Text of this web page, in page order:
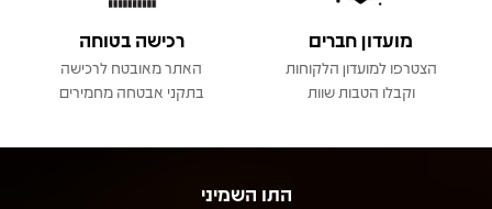
מועדון חברים
הצטרפו למועדון הלקוחות
וקבלו הטבות שוות
רכישה בטוחה
האתר מאובטח לרכישה
בתקני אבטחה מחמירים
התו השמיני